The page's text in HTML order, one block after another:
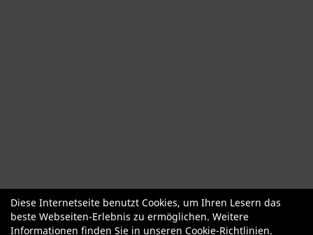
Fahrräder Gute gebrauchte Fahrräder
Roller + Laufräder
Fahrradzubehör
Fahrradteile
Bekleidung Helme Schuhe
Diese Internetseite benutzt Cookies, um Ihren Lesern das
beste Webseiten-Erlebnis zu ermöglichen. Weitere
Informationen finden Sie in unseren Cookie-Richtlinien.